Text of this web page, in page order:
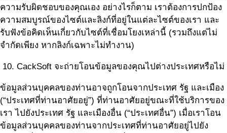
ความรับผิดชอบของคุณเอง อย่างไรก็ตาม เราต้องการปกป้อง
ความสมบูรณ์ของไซต์และลิงก์ที่อยู่ในแต่ละไซต์ของเรา และ
รับฟังข้อคิดเห็นเกี่ยวกับไซต์ที่เชื่อมโยงเหล่านี้ (รวมถึงแต่ไม่
จำกัดเพียง หากลิงก์เฉพาะไม่ทำงาน)
10. CackSoft จะถ่ายโอนข้อมูลของคุณไปต่างประเทศหรือไม่
ข้อมูลส่วนบุคคลของท่านอาจถูกโอนจากประเทศ รัฐ และเมือง
(“ประเทศที่ท่านอาศัยอยู่”) ที่ท่านอาศัยอยู่ขณะที่ใช้บริการของ
เรา ไปยังประเทศ รัฐ และเมืองอื่น (“ประเทศอื่น”) เมื่อเราโอน
ข้อมูลส่วนบุคคลของท่านจากประเทศที่ท่านอาศัยอยู่ไปยัง